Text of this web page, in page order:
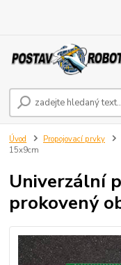
Úvod Propojovací prvky
15x9cm
Univerzální
prokovený